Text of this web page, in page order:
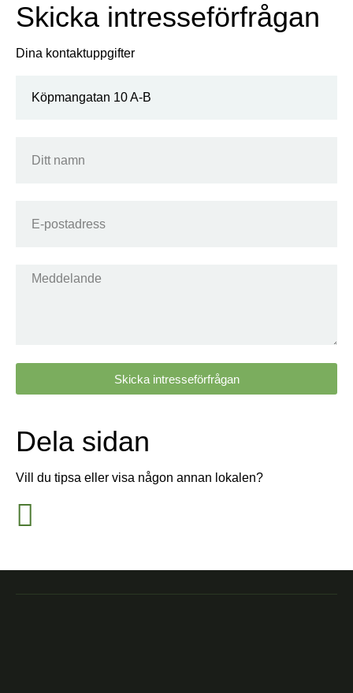
Skicka intresseförfrågan
Dina kontaktuppgifter
Köpmangatan 10 A-B
Skicka intresseförfrågan
Dela sidan
Vill du tipsa eller visa någon annan lokalen?